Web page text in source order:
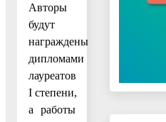
Авторы
будут
награждены
дипломами
лауреатов
I степени,
а работы